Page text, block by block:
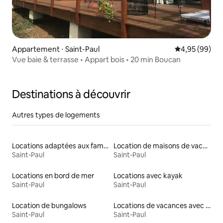
Appartement ⋅ Saint-Paul Évaluation
4,95 (99)
Vue baie & terrasse • Appart bois • 20 min Boucan
Destinations à découvrir
Autres types de logements
Locations adaptées aux familles
Saint-Paul
Location de maisons de vacances
Saint-Paul
Locations en bord de mer
Saint-Paul
Locations avec kayak
Saint-Paul
Location de bungalows
Saint-Paul
Locations de vacances avec piscine
Saint-Paul